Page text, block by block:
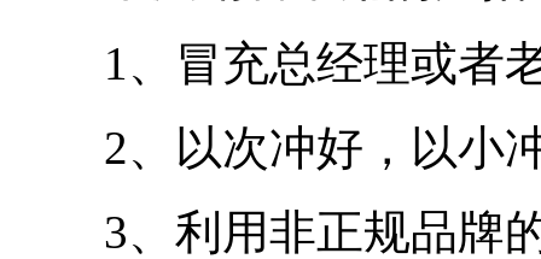
1、冒充总经理或者
2、以次冲好，以小
3、利用非正规品牌的